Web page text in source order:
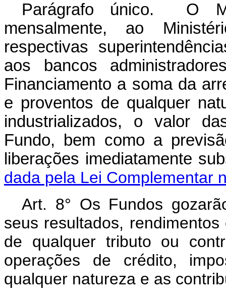
Parágrafo único. O
mensalmente, ao
respectivas
aos bancos
Financiamento a soma da
e proventos de qualquer
industrializados, o valor
Fundo, bem como a
liberações
dada pela Lei Complementar
Art. 8° Os Fundos
seus resultados,
de qualquer tributo ou
operações de crédito,
qualquer natureza e as